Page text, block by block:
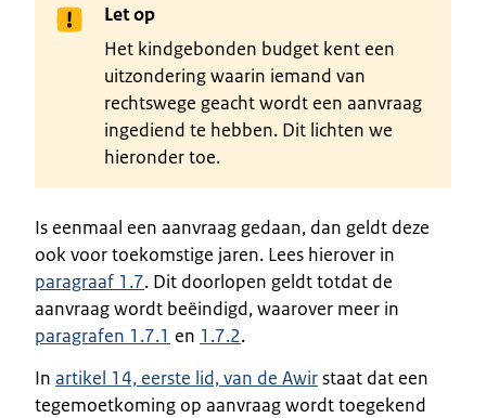
Let op
Het kindgebonden budget kent een
uitzondering waarin iemand van
rechtswege geacht wordt een aanvraag
ingediend te hebben. Dit lichten we
hieronder toe.
Is eenmaal een aanvraag gedaan, dan geldt deze
ook voor toekomstige jaren. Lees hierover in
paragraaf 1.7. Dit doorlopen geldt totdat de
aanvraag wordt beëindigd, waarover meer in
paragrafen 1.7.1 en 1.7.2.
In artikel 14, eerste lid, van de Awirstaat dat een
tegemoetkoming op aanvraag wordt toegekend